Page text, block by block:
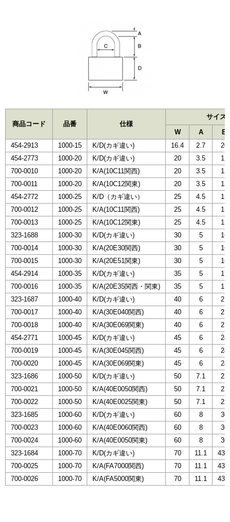
商品コード 品番 仕様
サイズ
W
A
B
454-2913
1000-15 K/D(カギ違い) 16.4 2.7
20
454-2773
1000-20 K/D(カギ違い) 20 3.5
12
700-0010
1000-20 K/A(10C11関西) 20 3.5
12
700-0011
1000-20 K/A(10C12関東) 20 3.5
12
454-2772
1000-25 K/D（カギ違い） 25 4.5
15
700-0012
1000-25 K/A(10C11関西) 25 4.5
15
700-0013
1000-25 K/A(10C12関東) 25 4.5
15
323-1688
1000-30 K/D(カギ違い) 30 5
16
700-0014
1000-30 K/A(20E30関西) 30 5
16
700-0015
1000-30 K/A(20E51関東) 30 5
16
454-2914
1000-35 K/D(カギ違い) 35 5
17
700-0016
1000-35 K/A(20E35関西・関東) 35 5
17
323-1687
1000-40 K/D(カギ違い) 40 6
21
700-0017
1000-40 K/A(30E040関西) 40 6
21
700-0018
1000-40 K/A(30E069関東) 40 6
21
454-2771
1000-45 K/D(カギ違い) 45 6
24
700-0019
1000-45 K/A(30E045関西) 45 6
24
700-0020
1000-45 K/A(30E069関東) 45 6
24
323-1686
1000-50 K/D(カギ違い) 50 7.1
22
700-0021
1000-50 K/A(40E0050関西) 50 7.1
22
700-0022
1000-50 K/A(40E0025関東) 50 7.1
22
323-1685
1000-60 K/D(カギ違い) 60 8
30
700-0023
1000-60 K/A(40E0060関西) 60 8
30
700-0024
1000-60 K/A(40E0050関東) 60 8
30
323-1684
1000-70 K/D(カギ違い) 70 11.1
43.4
700-0025
1000-70 K/A(FA7000関西) 70 11.1
43.4
700-0026
1000-70 K/A(FA5000関東) 70 11.1 43.4